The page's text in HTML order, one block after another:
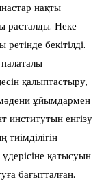
нақты
расталды. Неке
бекітілді.
қалыптастыру,
ұйымдармен
институтын енгізу
тиімділігін
қатысуын
бағытталған.